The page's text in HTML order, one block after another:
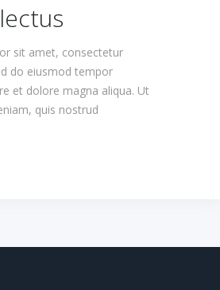
sit amet, consectetur
do eiusmod tempor
et dolore magna aliqua. Ut
quis nostrud